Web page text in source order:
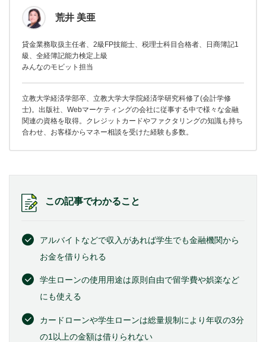
荒井 美亜
貸金業務取扱主任者、2級FP技能士、税理士科目合格者、日商簿記1
級、全経簿記能力検定上級
みんなのモビット担当
立教大学経済学部卒、立教大学大学院経済学研究科修了(会計学修
士)。出版社、Webマーケティングの会社に従事する中で様々な金融
関連の資格を取得。クレジットカードやファクタリングの知識も持ち
合わせ、お客様からマネー相談を受けた経験も多数。
この記事でわかること
アルバイトなどで収入があれば学生でも金融機関から
お金を借りられる
学生ローンの使用用途は原則自由で留学費や娯楽など
にも使える
カードローンや学生ローンは総量規制により年収の3分
の1以上の金額は借りられない